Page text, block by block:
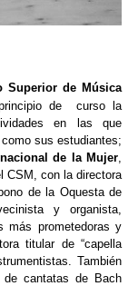
Superior de Música
de curso la
en las que
sus estudiantes;
de la Mujer
CSM, con la directora
de la Oquesta de
y organista,
más prometedoras y
titular de “capella
También
cantatas de Bach